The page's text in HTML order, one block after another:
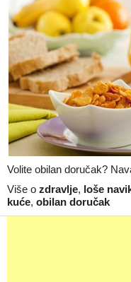
Volite obilan doručak?
Više o zdravlje, loše
kuće, obilan doručak